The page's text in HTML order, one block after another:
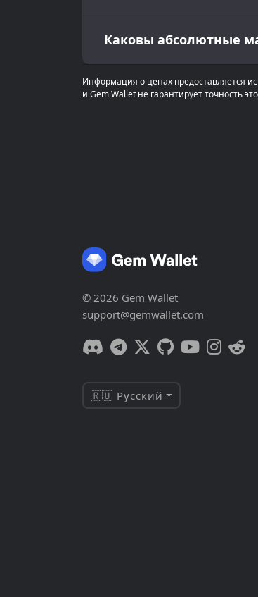
Каковы абсолютные
Информация о ценах предоставляется
и Gem Wallet не гарантирует точность
© 2026 Gem Wallet
support@gemwallet.com
🇷🇺 Русский